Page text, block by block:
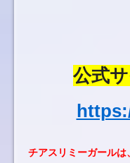
公式
チアスリミーガール